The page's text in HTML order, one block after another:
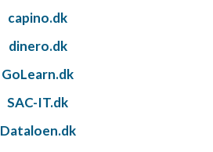
capino.dk
dinero.dk
GoLearn.dk
SAC-IT.dk
Dataloen.dk